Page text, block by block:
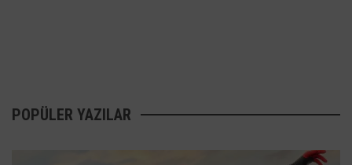
POPÜLER YAZILAR